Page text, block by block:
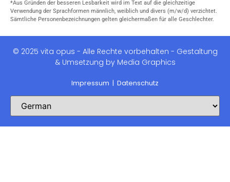
*Aus Gründen der besseren Lesbarkeit wird im Text auf die gleichzeitige
Verwendung der Sprachformen männlich, weiblich und divers (m/w/d) verzichtet.
Sämtliche Personenbezeichnungen gelten gleichermaßen für alle Geschlechter.
© 2025 vita opus - Alle Rechte vorbehalten - Gestaltung
& Umsetzung by Media Graphics
Impressum | Datenschutz